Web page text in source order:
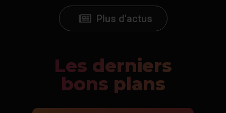
Plus d'actus
Les derniers
bons plans